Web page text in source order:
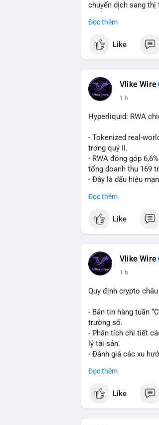
chuyển dịch sang
công nghệ và crypto.
#binancesquare
#vlikevn #titanbot
Đọc thêm
Like
Vlike Wire
1 h
Hyperliquid: RWA
- Tokenized real-
trong quý II.
- RWA đóng góp
tổng doanh thu 169
- Đây là dấu hiệu
$btc $eth
#vlikevn
📰 Nguồn:
Đọc thêm
Like
Vlike Wire
1 h
Quy định crypto
- Bản tin hàng tuần
trường số.
- Phân tích chi tiết
lý tài sản.
- Đánh giá các xu
$btc $eth
Đọc thêm
Like